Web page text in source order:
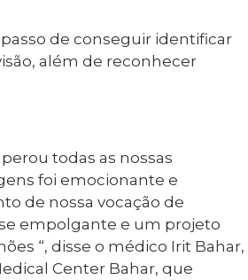
de conseguir identificar
além de reconhecer
todas as nossas
foi emocionante e
de nossa vocação de
empolgante e um projeto
“, disse o médico Irit Bahar,
Center Bahar, que